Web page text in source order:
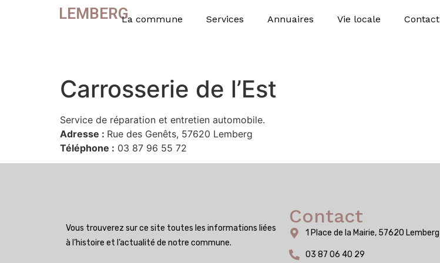
LEMBERGLa commune Services Annuaires Vie locale Contact
Carrosserie de l’Est
Service de réparation et entretien automobile.
Adresse : Rue des Genêts, 57620 Lemberg
Téléphone : 03 87 96 55 72
Vous trouverez sur ce site toutes les informations liées
à l’histoire et l’actualité de notre commune.
Contact
1 Place de la Mairie, 57620 Lemberg
03 87 06 40 29